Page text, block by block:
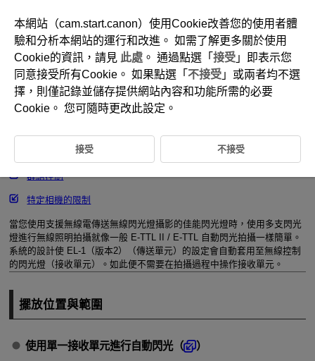
D393-034
無線電傳送無線閃光拍攝
無線電傳送與光脈衝傳送之間的差異
群組控制
特定相機的限制
當您使用支援無線電傳送無線閃光燈攝影的佳能閃光燈時，使用多支閃光
燈進行無線照明拍攝就像一般 E-TTL II / E-TTL
自動閃光拍攝一樣簡單。
系統的設計使 EL-1（版本2）
（傳送單元）的設定會自動套用至無線控制
的閃光燈（接收單元）。如此便不需要在拍攝過程中操作接收單元。
擺放位置與範圍
使用單一接收單元進行自動閃光（ ）
本網站（cam.start.canon）使用Cookie改善您的使用者體
驗和分析本網站的運行和改進。 如需了解更多關於使用
Cookie的資訊，請見 此處 。 通過點選「 接受 」即表示您
同意接受所有Cookie。 如果點選「 不接受 」或兩者均不選
擇，則僅記錄並儲存提供網站內容和功能所需的必要
Cookie。 您可隨時更改此設定。
接受 不接受